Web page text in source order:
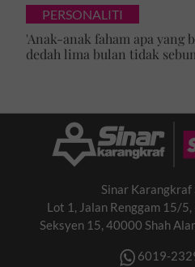
PERSONALITI
'Anak-anak faham apa yang
dedah lima bulan tidak
Sinar Karangkraf
Lot 1, Jalan Renggam 15/
Seksyen 15, 40000 Shah
6019-